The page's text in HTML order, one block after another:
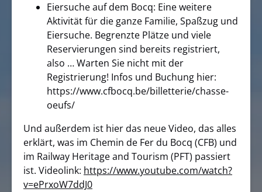
Eiersuche auf dem Bocq: Eine weitere
Aktivität für die ganze Familie, Spaßzug und
Eiersuche. Begrenzte Plätze und viele
Reservierungen sind bereits registriert,
also … Warten Sie nicht mit der
Registrierung! Infos und Buchung hier:
https://www.cfbocq.be/billetterie/chasse-
oeufs/
Und außerdem ist hier das neue Video, das alles
erklärt, was im Chemin de Fer du Bocq (CFB) und
im Railway Heritage and Tourism (PFT) passiert
ist. Videolink: https://www.youtube.com/watch?
v=ePrxoW7ddJ0